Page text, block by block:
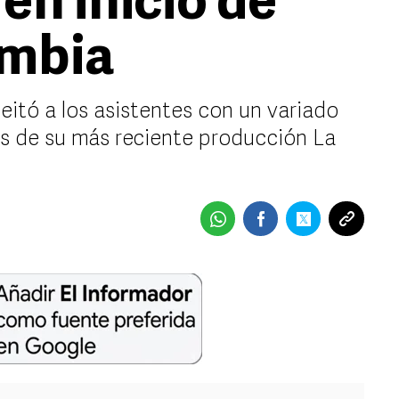
a los asistentes con un variado
de su más reciente producción La